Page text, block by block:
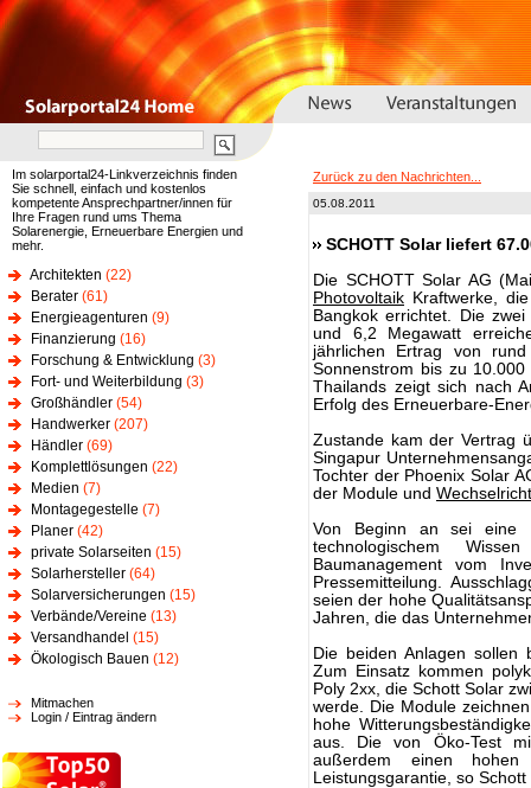
Im solarportal24-Linkverzeichnis finden
Sie schnell, einfach und kostenlos
kompetente Ansprechpartner/innen für
Ihre Fragen rund ums Thema
Solarenergie, Erneuerbare Energien und
mehr.
Architekten (22)
Berater (61)
Energieagenturen (9)
Finanzierung (16)
Forschung & Entwicklung (3)
Fort- und Weiterbildung (3)
Großhändler (54)
Handwerker (207)
Händler (69)
Komplettlösungen (22)
Medien (7)
Montagegestelle (7)
Planer (42)
private Solarseiten (15)
Solarhersteller (64)
Solarversicherungen (15)
Verbände/Vereine (13)
Versandhandel (15)
Ökologisch Bauen (12)
Mitmachen
Login / Eintrag ändern
Zurück zu den Nachrichten...
05.08.2011
SCHOTT Solar liefert
Die SCHOTT Solar AG
Photovoltaik Kraftwerke,
Bangkok errichtet. Die
und 6,2 Megawatt
jährlichen Ertrag von rund
Sonnenstrom bis zu
Thailands zeigt sich nach
Erfolg des Erneuerbare-
Zustande kam der Vertrag
Singapur
Tochter der Phoenix Solar
der Module und
Von Beginn an sei eine
technologischem
Baumanagement vom
Pressemitteilung.
seien der hohe
Jahren, die das
Die beiden Anlagen sollen
Zum Einsatz kommen
Poly 2xx, die Schott Solar
werde. Die Module
hohe
aus. Die von Öko-Test
außerdem einen
Leistungsgarantie, so Schott